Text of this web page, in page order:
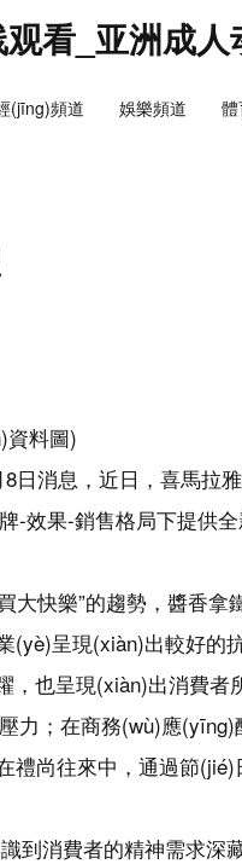
看_亚洲成
(jīng)頻道 娛樂頻道
資料圖)
日消息，近日，喜馬拉
-效果-銷售格局下提供
大快樂”的趨勢，醬香拿
(yè)呈現(xiàn)出較好的
，也呈現(xiàn)出消費者
力；在商務(wù)應(yīng)
禮尚往來中，通過節
到消費者的精神需求深